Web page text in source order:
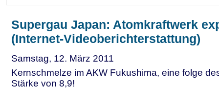
Supergau Japan: Atomkraftwerk
(Internet-Videoberichterstattung)
Samstag, 12. März 2011
Kernschmelze im AKW Fukushima, eine folge
Stärke von 8,9!